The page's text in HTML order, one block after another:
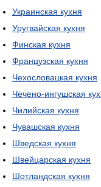
Украинская кухня
Уругвайская кухня
Финская кухня
Французская кухня
Чехословацкая кухня
Чечено-ингушская
Чилийская кухня
Чувашская кухня
Шведская кухня
Швейцарская кухня
Шотландская кухня